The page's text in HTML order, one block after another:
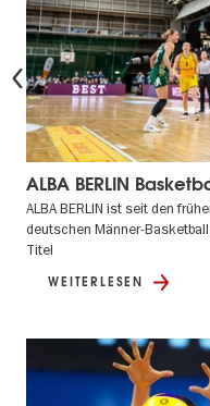
Vorherige
ALBA BERLIN
ALBA BERLIN ist seit den
deutschen Männer-
Titel
WEITERLESEN